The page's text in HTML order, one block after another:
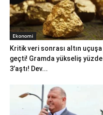
Ekonomi
Kritik veri sonrası altın uçuşa
geçti! Gramda yükseliş yüzde
3’aştı! Dev...